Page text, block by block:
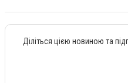
Діліться цією новиною та